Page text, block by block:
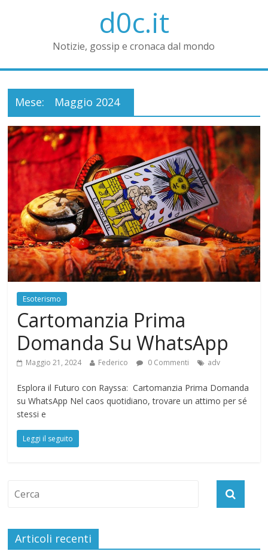
d0c.it
Notizie, gossip e cronaca dal mondo
Mese: Maggio 2024
Esoterismo
Cartomanzia Prima
Domanda Su WhatsApp
Maggio 21, 2024 Federico 0 Commenti adv
Esplora il Futuro con Rayssa: Cartomanzia Prima Domanda
su WhatsApp Nel caos quotidiano, trovare un attimo per sé
stessi e
Leggi il seguito
Articoli recenti